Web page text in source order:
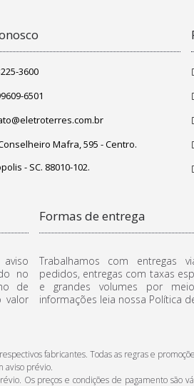
3600
6501
Mafra, 595 - Centro.
- SC. 88010-102.
no
de
valor
Formas de entrega
Trabalhamos com entregas
pedidos, entregas com taxas
e grandes volumes por
informações leia nossa Política
fabricantes. Todas as regras e
aviso prévio.
Os preços e condições de pagamento